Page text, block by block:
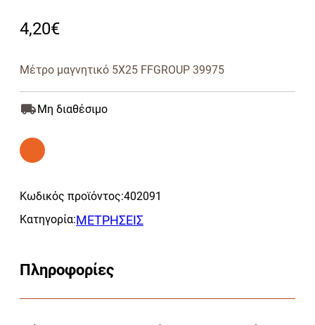
4,20€
Μέτρο μαγνητικό 5Χ25 FFGROUP 39975
Μη διαθέσιμο
Κωδικός προϊόντος:402091
Κατηγορία:ΜΕΤΡΗΣΕΙΣ
Πληροφορίες